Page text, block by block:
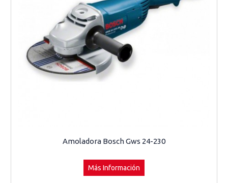
Amoladora Bosch Gws 24-230
Más Información